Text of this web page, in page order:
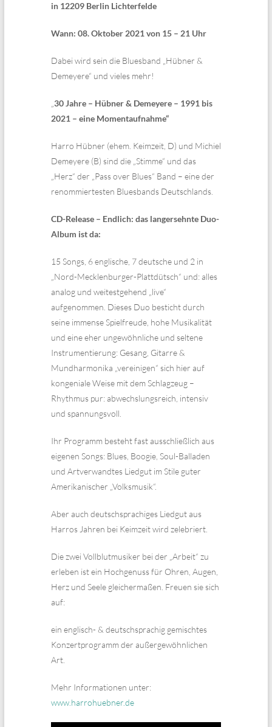
in 12209 Berlin Lichterfelde
Wann: 08. Oktober 2021 von 15 – 21 Uhr
Dabei wird sein die Bluesband „Hübner &
Demeyere“ und vieles mehr!
30 Jahre – Hübner & Demeyere – 1991 bis
2021 – eine Momentaufnahme“
Harro Hübner (ehem. Keimzeit, D) und Michiel
Demeyere (B) sind die „Stimme“ und das
„Herz“ der „Pass over Blues“ Band – eine der
renommiertesten Bluesbands Deutschlands.
CD-Release – Endlich: das langersehnte Duo-
Album ist da:
15 Songs, 6 englische, 7 deutsche und 2 in
„Nord-Mecklenburger-Plattdütsch“ und: alles
analog und weitestgehend „live“
aufgenommen. Dieses Duo besticht durch
seine immense Spielfreude, hohe Musikalität
und eine eher ungewöhnliche und seltene
Instrumentierung: Gesang, Gitarre &
Mundharmonika „vereinigen“ sich hier auf
kongeniale Weise mit dem Schlagzeug –
Rhythmus pur: abwechslungsreich, intensiv
und spannungsvoll.
Ihr Programm besteht fast ausschließlich aus
eigenen Songs: Blues, Boogie, Soul-Balladen
und Artverwandtes Liedgut im Stile guter
Amerikanischer „Volksmusik“.
Aber auch deutschsprachiges Liedgut aus
Harros Jahren bei Keimzeit wird zelebriert.
Die zwei Vollblutmusiker bei der „Arbeit“ zu
erleben ist ein Hochgenuss für Ohren, Augen,
Herz und Seele gleichermaßen. Freuen sie sich
auf:
ein englisch- & deutschsprachig gemischtes
Konzertprogramm der außergewöhnlichen
Art.
Mehr Informationen unter:
www.harrohuebner.de